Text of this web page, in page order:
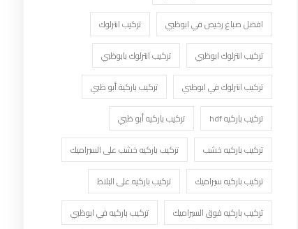
افضل صباغ رخيص في ابوظبي
تركيب انترلوك
تركيب انترلوك ابوظبي
تركيب انترلوك بابوظبي
تركيب انترلوك في ابوظبي
تركيب باركية أبو ظبي
تركيب باركيه hdf
تركيب باركيه أبو ظبي
تركيب باركيه خشب
تركيب باركيه خشب على السيراميك
تركيب باركيه سيراميك
تركيب باركيه على البلاط
تركيب باركيه فوق السيراميك
تركيب باركيه في ابوظبي